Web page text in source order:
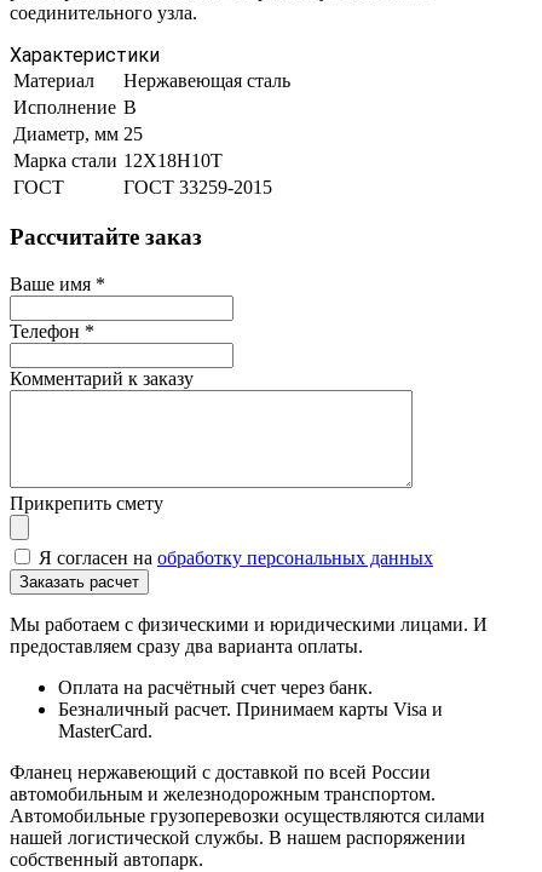
соединительного узла.
Характеристики
Материал
Нержавеющая сталь
Исполнение В
Диаметр, мм 25
Марка стали 12Х18Н10Т
ГОСТ
ГОСТ 33259-2015
Рассчитайте заказ
Ваше имя *
Телефон *
Комментарий к заказу
Прикрепить смету
Я согласен на обработку персональных данных
Мы работаем с физическими и юридическими лицами. И
предоставляем сразу два варианта оплаты.
Оплата на расчётный счет через банк.
Безналичный расчет. Принимаем карты Visa и
MasterCard.
Фланец нержавеющий с доставкой по всей России
автомобильным и железнодорожным транспортом.
Автомобильные грузоперевозки осуществляются силами
нашей логистической службы. В нашем распоряжении
собственный автопарк.